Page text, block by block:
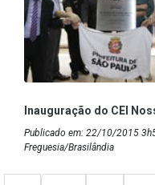
Inauguração do CEI
Publicado em: 22/10/2015
Freguesia/Brasilândia